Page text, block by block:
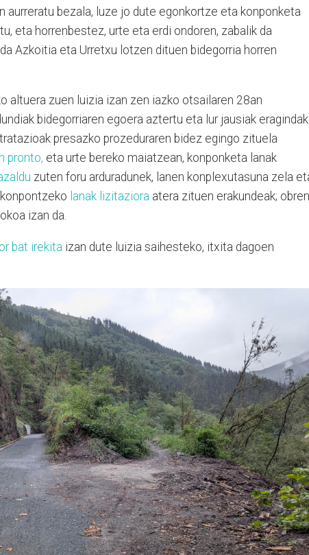
aurreratu bezala, luze jo dute egonkortze eta konponketa
eta horrenbestez, urte eta erdi ondoren, zabalik da
Azkoitia eta Urretxu lotzen dituen bidegorria horren
altuera zuen luizia izan zen iazko otsailaren 28an
bidegorriaren egoera aztertu eta lur jausiak
presazko prozeduraren bidez egingo zituela
pronto, eta urte bereko maiatzean, konponketa lanak
zuten foru arduradunek, lanen konplexutasuna zela
lanak lizitaziora atera zituen erakundeak; obren
izan da.
bat irekita izan dute luizia saihesteko, itxita dagoen